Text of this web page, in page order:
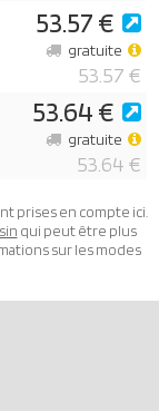
53.57 €
53.57 €
gratuite
53.64 €
53.64 €
gratuite
prises en compte ici.
qui peut être plus
sur les modes